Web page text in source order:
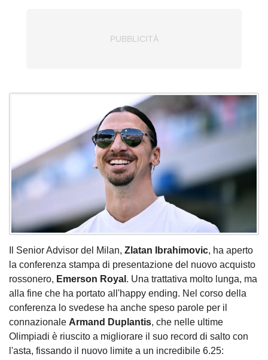
Il Senior Advisor del Milan, Zlatan Ibrahimovic, ha aperto
la conferenza stampa di presentazione del nuovo acquisto
rossonero, Emerson Royal . Una trattativa molto lunga, ma
alla fine che ha portato all'happy ending. Nel corso della
conferenza lo svedese ha anche speso parole per il
connazionale Armand Duplantis, che nelle ultime
Olimpiadi è riuscito a migliorare il suo record di salto con
l'asta, fissando il nuovo limite a un incredibile 6.25: